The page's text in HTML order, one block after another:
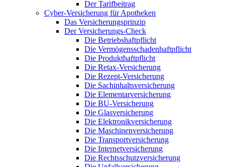
Der Tarifbeitrag
Cyber-Versicherung für Apotheken
Das Versicherungsprinzip
Der Versicherungs-Check
Die Betriebshaftpflicht
Die Vermögensschadenhaftpflicht
Die Produkthaftpflicht
Die Retax-Versicherung
Die Rezept-Versicherung
Die Sachinhaltsversicherung
Die Elementarversicherung
Die BU-Versicherung
Die Glasversicherung
Die Elektronikversicherung
Die Maschinenversicherung
Die Transportversicherung
Die Internetversicherung
Die Rechtsschutzversicherung